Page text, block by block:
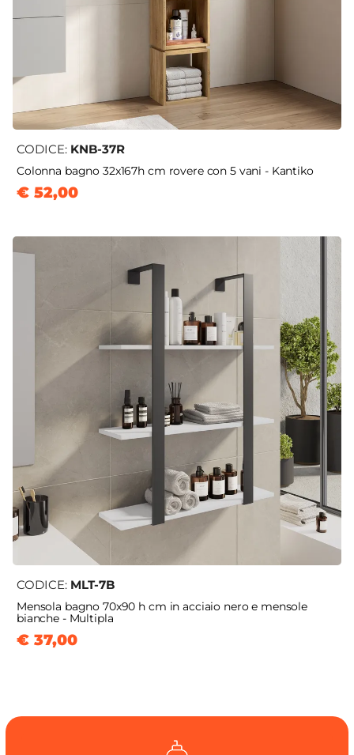
CODICE: KNB-37R
Colonna bagno 32x167h cm rovere con 5 vani - Kantiko
€ 52,00
CODICE: MLT-7B
Mensola bagno 70x90 h cm in acciaio nero e mensole
bianche - Multipla
€ 37,00